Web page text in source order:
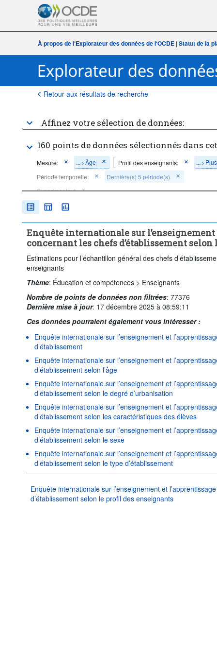
À propos de l‘Explorateur des données de l‘OCDE | Statut de la
Retour aux résultats de recherche
Affinez votre sélection de données:
160 points de données sélectionnés dans
Mesure: ... > Âge Profil des enseignants: ... >
Période temporelle:
Dernière(s) 5 période(s)
Supprimer tout
Enquête internationale sur l’enseignement
concernant les chefs d’établissement
Estimations pour l’échantillon général des chefs
enseignants
Thème: Éducation et compétences > Enseignants
Nombre de points de données non filtrées: 77376
Dernière mise à jour: 17 décembre 2025 à 08:59:11
Ces données pourraient également vous intéresser :
Enquête internationale sur l’enseignement et
d’établissement
Enquête internationale sur l’enseignement et
d’établissement selon l’âge
Enquête internationale sur l’enseignement et
d’établissement selon le degré d’urbanisation
Enquête internationale sur l’enseignement et
d’établissement selon les caractéristiques des élèves
Enquête internationale sur l’enseignement et
d’établissement selon le sexe
Enquête internationale sur l’enseignement et
d’établissement selon le type d’établissement
Enquête internationale sur l’enseignement et
d’établissement selon le profil des enseignants